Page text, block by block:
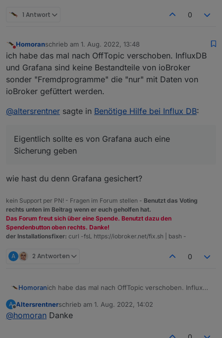
Reading package lists... Done
Reading state information... Done
E: Unable to locate package influxdb2
pi@raspberrypiioBroker:~ $ sudo service
Failed to start influxdb.service: Unit
pi@raspberrypiioBroker:~ $ iob start
1 Antwort 0
Nicht stören
Homoranschrieb am 1. Aug. 2022, 13:48
zuletzt editiert von
ich habe das mal nach OffTopic verschoben. InfluxDB
und Grafana sind keine Bestandteile von ioBroker
sonder "Fremdprogramme" die "nur" mit Daten von
ioBroker gefüttert werden.
@altersrentner sagte in Benötige Hilfe bei Influx DB:
Eigentlich sollte es von Grafana auch eine
Sicherung geben
wie hast du denn Grafana gesichert?
kein Support per PN! - Fragen im Forum stellen - Benutzt das Voting
rechts unten im Beitrag wenn er euch geholfen hat.
Das Forum freut sich über eine Spende. Benutzt dazu den
Spendenbutton oben rechts. Danke!
der Installationsfixer: curl -fsL https://iobroker.net/fix.sh | bash -
A 2 Antworten 0
Homoranich habe das mal nach OffTopic verschoben. InfluxDB
sonder "Fremdprogramme" die "nur" mit Daten von
ioBroker gefüttert werden.
@altersrentner sagte inBenötige Hilfe bei Influx DB
Eigentlich sollte es von Grafana auch eine
A
Offline
Altersrentnerschrieb am 1. Aug. 2022, 14:02
zuletzt editiert von
@homoran Danke